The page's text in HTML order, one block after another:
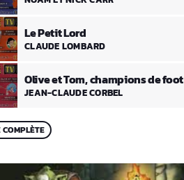
Olive et Tom, champions de foot
JEAN-CLAUDE CORBEL
Le Petit Lord
CLAUDE LOMBARD
COMPLÈTE